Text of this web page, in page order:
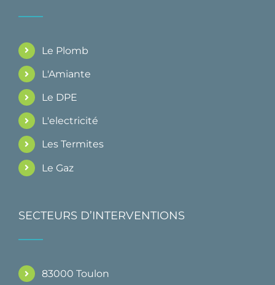
Le Plomb
L'Amiante
Le DPE
L'electricité
Les Termites
Le Gaz
SECTEURS D’INTERVENTIONS
83000 Toulon